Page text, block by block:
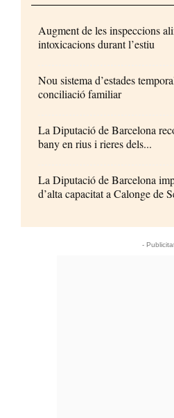
Augment de les inspeccions
intoxicacions durant l’estiu
Nou sistema d’estades
conciliació familiar
La Diputació de Barcelona
bany en rius i rieres dels...
La Diputació de Barcelona
d’alta capacitat a Calonge de
-